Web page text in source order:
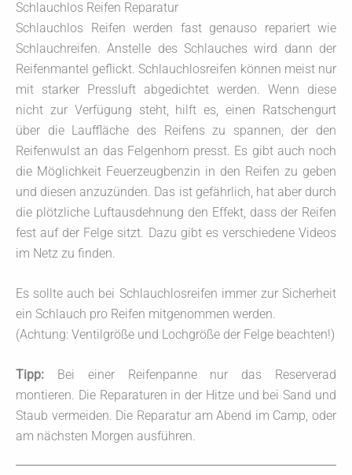
Schlauchlos Reifen Reparatur
Schlauchlos Reifen werden fast genauso repariert wie
Schlauchreifen. Anstelle des Schlauches wird dann der
Reifenmantel geflickt. Schlauchlosreifen können meist nur
mit starker Pressluft abgedichtet werden. Wenn diese
nicht zur Verfügung steht, hilft es, einen Ratschengurt
über die Lauffläche des Reifens zu spannen, der den
Reifenwulst an das Felgenhorn presst. Es gibt auch noch
die Möglichkeit Feuerzeugbenzin in den Reifen zu geben
und diesen anzuzünden. Das ist gefährlich, hat aber durch
die plötzliche Luftausdehnung den Effekt, dass der Reifen
fest auf der Felge sitzt. Dazu gibt es verschiedene Videos
im Netz zu finden.
Es sollte auch bei Schlauchlosreifen immer zur Sicherheit
ein Schlauch pro Reifen mitgenommen werden.
(Achtung: Ventilgröße und Lochgröße der Felge beachten!)
Tipp: Bei einer Reifenpanne nur das Reserverad
montieren. Die Reparaturen in der Hitze und bei Sand und
Staub vermeiden. Die Reparatur am Abend im Camp, oder
am nächsten Morgen ausführen.